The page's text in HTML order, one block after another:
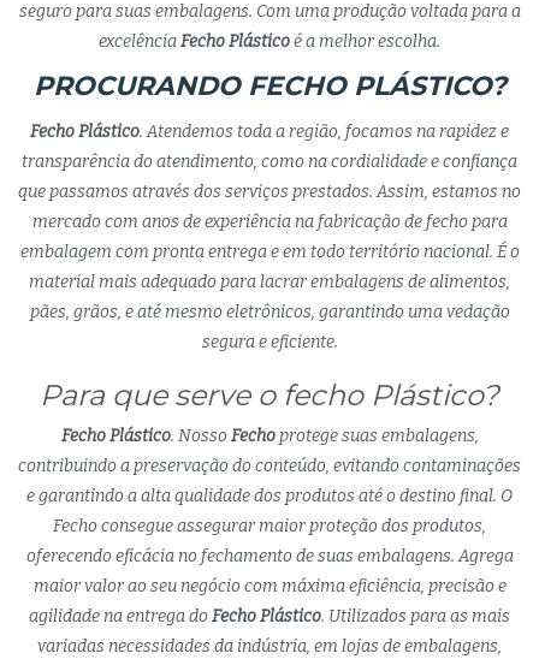
seguro para suas embalagens. Com uma produção voltada para a
excelênciaFecho Plásticoé a melhor escolha.
PROCURANDO FECHO PLÁSTICO?
Fecho Plástico. Atendemos toda a região, focamos na rapidez e
transparência do atendimento, como na cordialidade e confiança
que passamos através dos serviços prestados. Assim, estamos no
mercado com anos de experiência na fabricação de fecho para
embalagem com pronta entrega e em todo território nacional. É o
material mais adequado para lacrar embalagens de alimentos,
pães, grãos, e até mesmo eletrônicos, garantindo uma vedação
segura e eficiente.
Para que serve o fecho Plástico?
Fecho Plástico. Nosso Fechoprotege suas embalagens,
contribuindo a preservação do conteúdo, evitando contaminações
e garantindo a alta qualidade dos produtos até o destino final. O
Fecho consegue assegurar maior proteção dos produtos,
oferecendo eficácia no fechamento de suas embalagens. Agrega
maior valor ao seu negócio com máxima eficiência, precisão e
agilidade na entrega do Fecho Plástico. Utilizados para as mais
variadas necessidades da indústria, em lojas de embalagens,